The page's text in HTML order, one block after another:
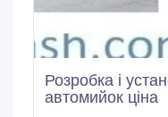
Розробка і
автомийок ціна